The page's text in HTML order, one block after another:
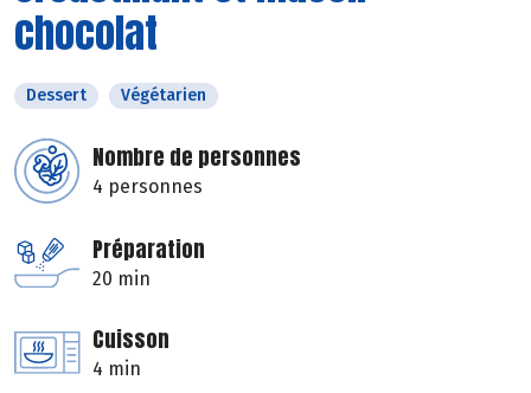
chocolat
Dessert Végétarien
Nombre de personnes
4 personnes
Préparation
20 min
Cuisson
4 min